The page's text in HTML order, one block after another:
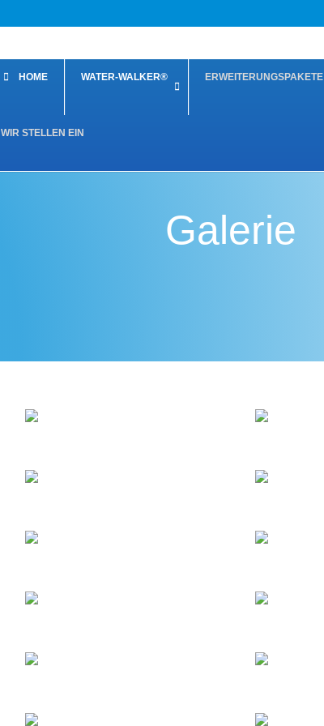
HOME WATER-WALKER® ERWEITERUNGSPAKETE
WIR STELLEN EIN
Galerie